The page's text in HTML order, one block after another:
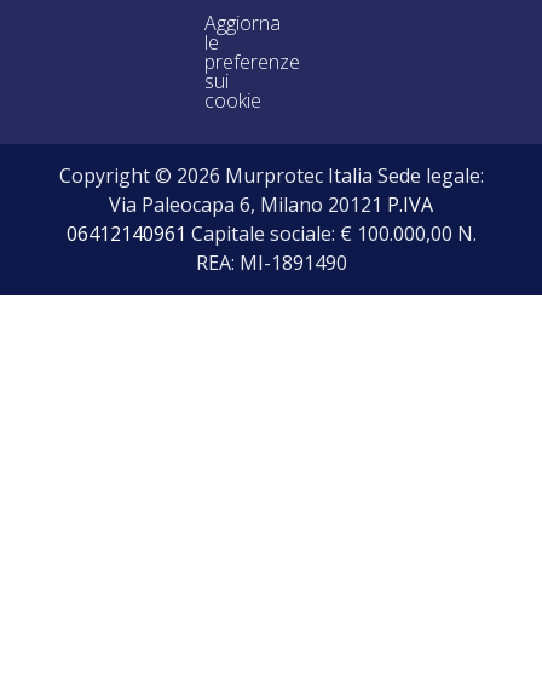
Aggiorna
le
preferenze
sui
cookie
Copyright © 2026 Murprotec Italia Sede legale:
Via Paleocapa 6, Milano 20121 P.IVA
06412140961 Capitale sociale: € 100.000,00 N.
REA: MI-1891490